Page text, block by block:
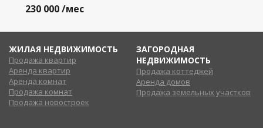
230 000/мес
ЖИЛАЯ НЕДВИЖИМОСТЬ
Продажа квартир
Аренда квартир
Аренда комнат
Продажа комнат
Продажа новостроек
ЗАГОРОДНАЯ
НЕДВИЖИМОСТЬ
Продажа коттеджей
Аренда домов
Продажа земельных участков